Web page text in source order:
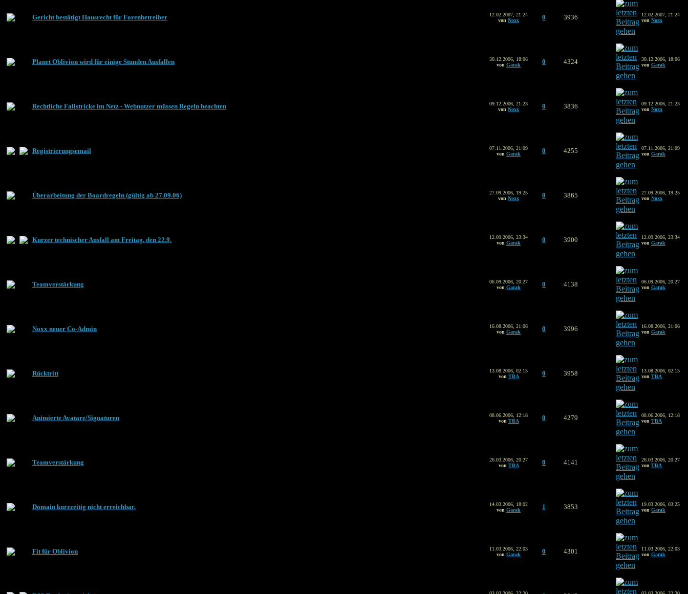
Gericht bestätigt Hausrecht für Forenbetreiber
12.02.2007, 21:24
von Noxx 0 3936
12.02.2007, 21:24
von Noxx
Planet Oblivion wird für einige Stunden Ausfallen
30.12.2006, 18:06
von Garak 0 4324
30.12.2006, 18:06
von Garak
Rechtliche Fallstricke im Netz - Webnutzer müssen Regeln beachten
09.12.2006, 21:23
von Noxx 0 3836
09.12.2006, 21:23
von Noxx
Registrierungsemail
07.11.2006, 21:09
von Garak 0 4255
07.11.2006, 21:09
von Garak
Überarbeitung der Boardregeln (gültig ab 27.09.06)
27.09.2006, 19:25
von Noxx 0 3865
27.09.2006, 19:25
von Noxx
Kurzer technischer Ausfall am Freitag, den 22.9.
12.09.2006, 23:34
von Garak 0 3900
12.09.2006, 23:34
von Garak
Teamverstärkung
06.09.2006, 20:27
von Garak 0 4138
06.09.2006, 20:27
von Garak
Noxx neuer Co-Admin
16.08.2006, 21:06
von Garak 0 3996
16.08.2006, 21:06
von Garak
Rücktritt
13.08.2006, 02:15
von TBA 0 3958
13.08.2006, 02:15
von TBA
Animierte Avatare/Signaturen
08.06.2006, 12:18
von TBA 0 4279
08.06.2006, 12:18
von TBA
Teamverstärkung
26.03.2006, 20:27
von TBA 0 4141
26.03.2006, 20:27
von TBA
Domain kurzzeitig nicht erreichbar.
14.03.2006, 18:02
von Garak 1 3853
19.03.2006, 03:25
von Garak
Fit für Oblivion
11.03.2006, 22:03
von Garak 0 4301
11.03.2006, 22:03
von Garak